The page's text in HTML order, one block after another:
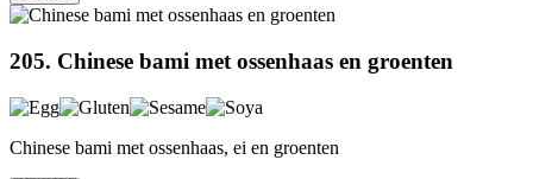
205. Chinese bami met ossenhaas en groenten
Chinese bami met ossenhaas, ei en groenten